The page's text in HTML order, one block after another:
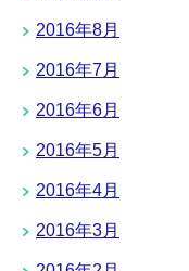
2016年8月
2016年7月
2016年6月
2016年5月
2016年4月
2016年3月